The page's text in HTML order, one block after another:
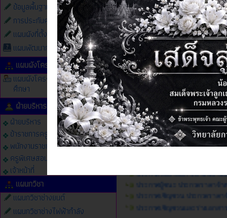
ข้อมูลพื้นฐาน 9 ประการ
การประกันคุณภาพภายใน
แผนผังที่ตั้งวิทยาลัย
แผนพัฒนาการจัดการศึกษา
แผนผังโครงสร้าง
แผนผังโครงสร้างการบริหารสถาน
ศึกษา
ฝ่ายบริหารและบุคลากร
ฝ่ายบริหาร
ข้าราชการครู
พนักงานราชการครู
ครูพิเศษสอน
เจ้าหน้าที่
แผนกวิชา
แผนกวิชาช่างยนต์
แผนกวิชาช่างไฟฟ้ากำลัง
ประชาสัมพันธ์โครงการสร้างผู้ประ
ปี 2569
ข่าวประชาสัมพันธ์การจัดซื้อจัดจ้า
ประกาศผู้ชนะการเสนอราคา
ประกาศเผยแพร่แผนการจัดซื้อ
ประกาศเชิญชวน ประกวดราค
ประกาศยกเลิก โครงการประ
ประกาศเชิญชวน ประกวดราค
ประกาศผู้ชนะ ประกวดราคาจ้า
ประกาศเชิญชวน ประกวดราคา
ประกาศเชิญชวนและร่างเอกส